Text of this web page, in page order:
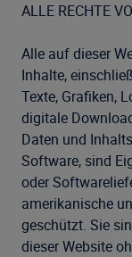
ALLE RECHTE
Alle auf dieser
Inhalte,
Texte, Grafiken,
digitale
Daten und
Software, sind
oder
amerikanische
geschützt. Sie
dieser Website